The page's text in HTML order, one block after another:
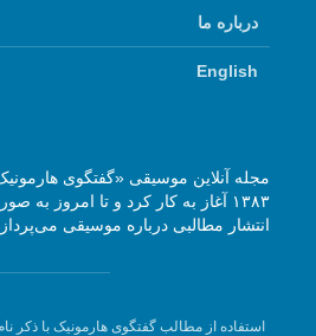
درباره ما
English
۱۳۸۳ آغاز به کار کرد و تا امروز
انتشار مطالبی درباره موسیقی
استفاده از مطالب گفتگوی هارمونیک با